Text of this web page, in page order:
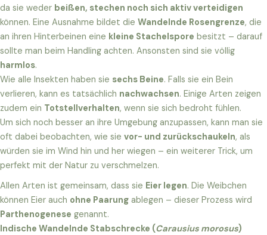
da sie weder beißen, stechen noch sich aktiv verteidigen
können. Eine Ausnahme bildet die Wandelnde Rosengrenze, die
an ihren Hinterbeinen eine kleine Stachelspore besitzt – darauf
sollte man beim Handling achten. Ansonsten sind sie völlig
harmlos.
Wie alle Insekten haben sie sechs Beine. Falls sie ein Bein
verlieren, kann es tatsächlich nachwachsen. Einige Arten zeigen
zudem ein Totstellverhalten, wenn sie sich bedroht fühlen.
Um sich noch besser an ihre Umgebung anzupassen, kann man sie
oft dabei beobachten, wie sie vor- und zurückschaukeln, als
würden sie im Wind hin und her wiegen – ein weiterer Trick, um
perfekt mit der Natur zu verschmelzen.
Allen Arten ist gemeinsam, dass sie Eier legen. Die Weibchen
können Eier auch ohne Paarung ablegen – dieser Prozess wird
Parthenogenese genannt.
Indische Wandelnde Stabschrecke (Carausius morosus)